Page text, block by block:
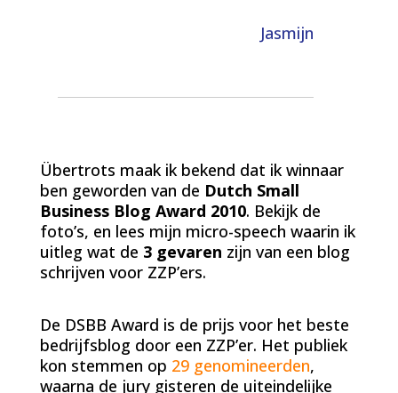
Jasmijn
Übertrots maak ik bekend dat ik winnaar
ben geworden van de Dutch Small
Business Blog Award 2010. Bekijk de
foto’s, en lees mijn micro-speech waarin ik
uitleg wat de 3 gevaren zijn van een blog
schrijven voor ZZP’ers.
De DSBB Award is de prijs voor het beste
bedrijfsblog door een ZZP’er. Het publiek
kon stemmen op 29 genomineerden,
waarna de jury gisteren de uiteindelijke